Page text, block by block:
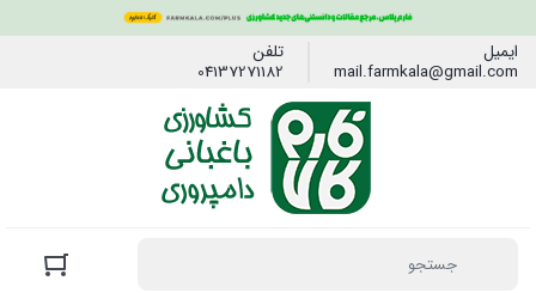
ایمیل
mail.farmkala@gmail.com
تلفن
04137271182